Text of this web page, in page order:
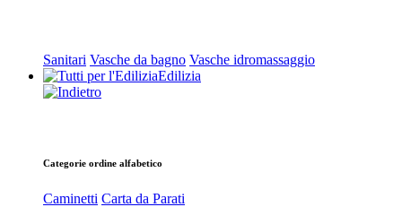
Sanitari Vasche da bagno Vasche idromassaggio
Edilizia
Categorie ordine alfabetico
Caminetti Carta da Parati